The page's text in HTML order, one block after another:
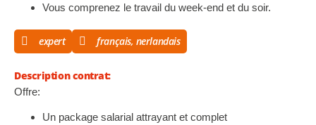
Vous comprenez le travail du week-end et du soir.
expert français, nerlandais
Description contrat:
Offre:
Un package salarial attrayant et complet